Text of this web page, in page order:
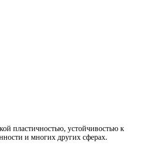
пластичностью, устойчивостью к
и многих других сферах.